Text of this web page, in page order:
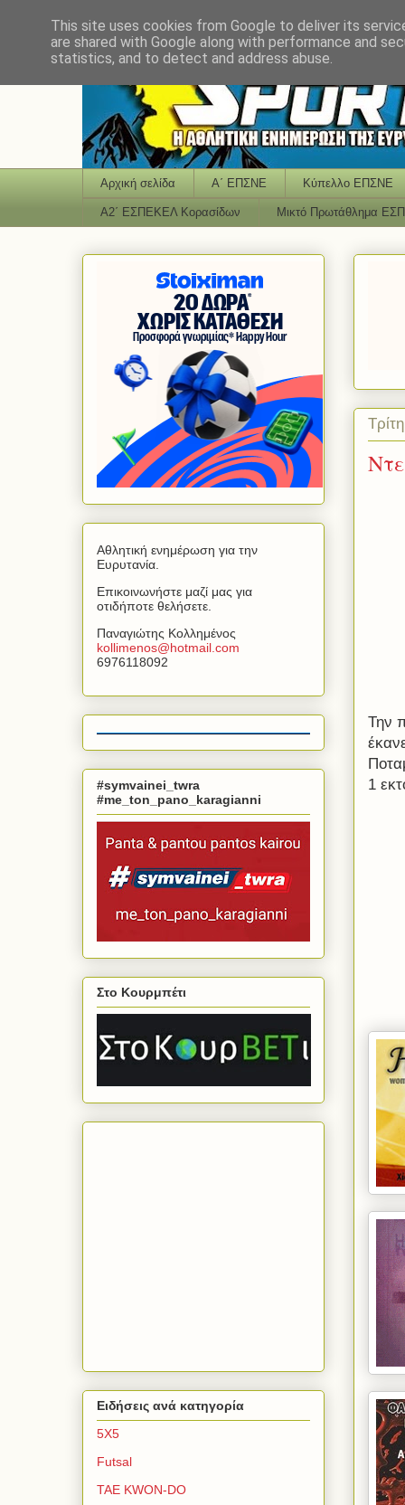
Αρχική σελίδα Α΄ ΕΠΣΝΕ Κύπελλο ΕΠΣΝΕ
Α2΄ ΕΣΠΕΚΕΛ Κορασίδων Μικτό Πρωτάθλημα
Την
1
Αθλητική ενημέρωση για την
Ευρυτανία.
Επικοινωνήστε μαζί μας για
οτιδήποτε θελήσετε.
Παναγιώτης Κολλημένος
kollimenos@hotmail com
6976118092
#symvainei_twra
#me_ton_pano_karagianni
Στο Κουρμπέτι
Ειδήσεις ανά κατηγορία
5Χ5
Futsal
TAE KWON-DO
This site uses cookies from Google to deliver its
are shared with Google along with performance and
statistics, and to detect and address abuse.